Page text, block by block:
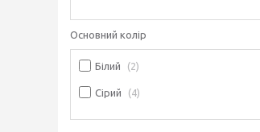
Основний колір
Білий 2
Сірий 4